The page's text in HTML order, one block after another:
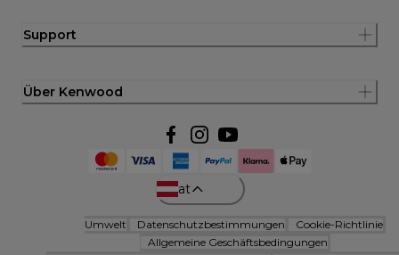
Support
Über Kenwood
at
Umwelt Datenschutzbestimmungen
Cookie-Richtlinie
Allgemeine Geschäftsbedingungen